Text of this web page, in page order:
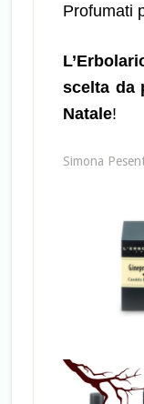
Profumati
scelta da
Natale!
Simona